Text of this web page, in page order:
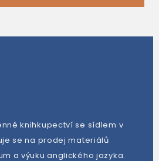
knihkupectví se sídlem v
se na prodej materiálů
a výuku anglického jazyka.